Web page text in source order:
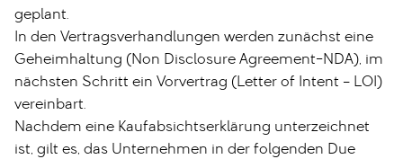
geplant.
In den Vertragsverhandlungen werden zunächst eine
Geheimhaltung (Non Disclosure Agreement-NDA), im
nächsten Schritt ein Vorvertrag (Letter of Intent – LOI)
vereinbart.
Nachdem eine Kaufabsichtserklärung unterzeichnet
ist, gilt es, das Unternehmen in der folgenden Due